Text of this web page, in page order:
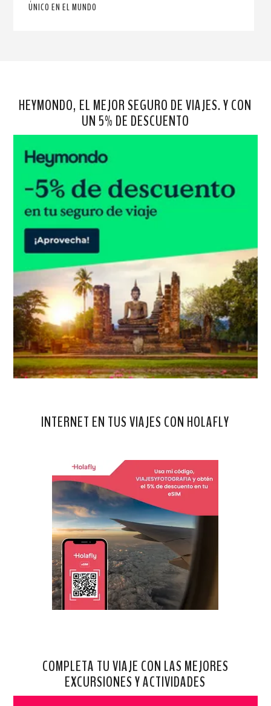
ÚNICO EN EL MUNDO
HEYMONDO, EL MEJOR SEGURO DE VIAJES. Y CON
UN 5% DE DESCUENTO
INTERNET EN TUS VIAJES CON HOLAFLY
COMPLETA TU VIAJE CON LAS MEJORES
EXCURSIONES Y ACTIVIDADES